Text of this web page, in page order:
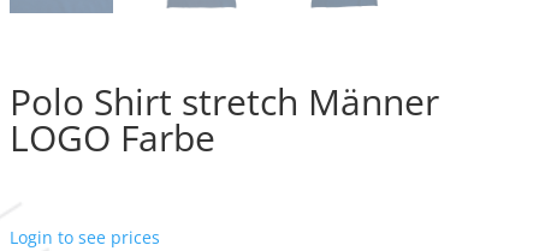
Polo Shirt stretch Männer
LOGO Farbe
Login to see prices